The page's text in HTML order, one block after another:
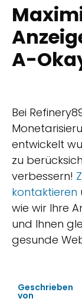
A-
Bei
entwickelt
zu
verbessern!
kontaktieren
wie wir Ihre
und Ihnen
gesunde
Geschrieben
von